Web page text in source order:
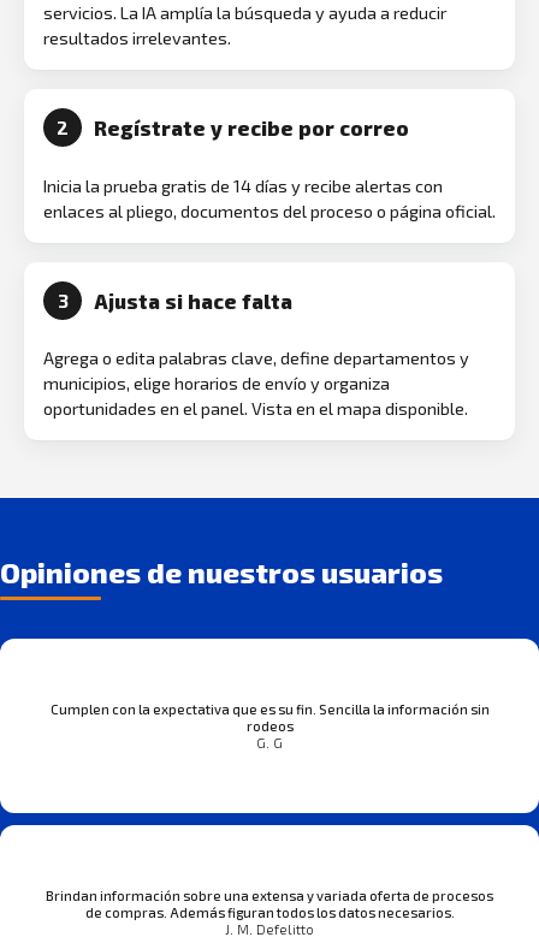
servicios. La IA amplía la búsqueda y ayuda a reducir
resultados irrelevantes.
2 Regístrate y recibe por correo
Inicia la prueba gratis de 14 días y recibe alertas con
enlaces al pliego, documentos del proceso o página oficial.
3 Ajusta si hace falta
Agrega o edita palabras clave, define departamentos y
municipios, elige horarios de envío y organiza
oportunidades en el panel. Vista en el mapa disponible.
Opiniones de nuestros usuarios
Cumplen con la expectativa que es su fin. Sencilla la información sin
rodeos
G. G
Brindan información sobre una extensa y variada oferta de procesos
de compras. Además figuran todos los datos necesarios.
J. M. Defelitto